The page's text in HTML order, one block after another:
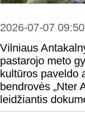
2026-07-07 09:50
Vilniaus
pastarojo meto
kultūros paveldo
bendrovės „Nter
leidžiantis